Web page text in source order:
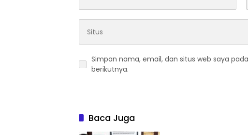
Simpan nama, email, dan situs web saya
berikutnya.
Baca Juga